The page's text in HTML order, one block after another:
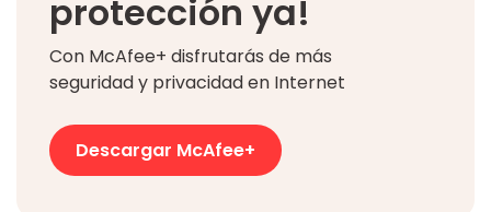
protección ya!
Con McAfee+ disfrutarás de más
seguridad y privacidad en Internet
Descargar McAfee+